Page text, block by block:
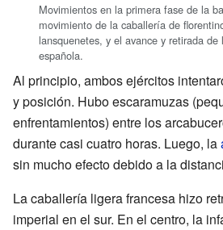
Movimientos en la primera fase de la
movimiento de la caballería de
lansquenetes, y el avance y retirada de
española.
Al principio, ambos ejércitos
y posición. Hubo escaramuzas
enfrentamientos) entre los
durante casi cuatro horas. Luego, la
sin mucho efecto debido a la
La caballería ligera francesa hizo
imperial en el sur. En el centro, la